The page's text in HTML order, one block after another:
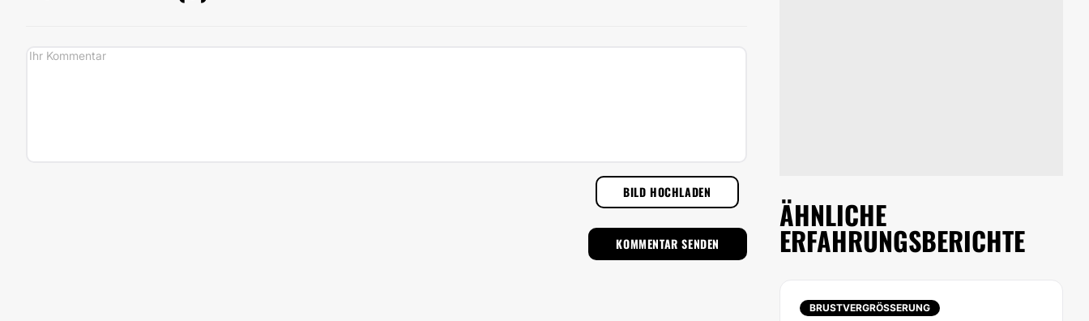
BILD HOCHLADEN
ÄHNLICHE
ERFAHRUNGSBERICHTE
BRUSTVERGRÖSSERUNG